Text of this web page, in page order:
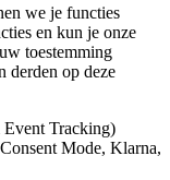
we je functies
en kun je onze
toestemming
derden op deze
Tracking)
Mode, Klarna,